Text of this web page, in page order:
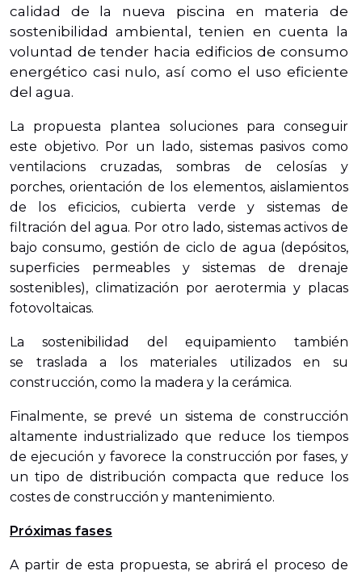
calidad de la nueva piscina en materia de
sostenibilidad ambiental, tenien en cuenta la
voluntad de tender hacia edificios de consumo
energético casi nulo, así como el uso eficiente
del agua.
La propuesta plantea soluciones para conseguir
este objetivo. Por un lado, sistemas pasivos como
ventilacions cruzadas, sombras de celosías y
porches, orientación de los elementos, aislamientos
de los eficicios, cubierta verde y sistemas de
filtración del agua. Por otro lado, sistemas activos de
bajo consumo, gestión de ciclo de agua (depósitos,
superficies permeables y sistemas de drenaje
sostenibles), climatización por aerotermia y placas
fotovoltaicas.
La sostenibilidad del equipamiento también
se traslada a los materiales utilizados en su
construcción, como la madera y la cerámica.
Finalmente, se prevé un sistema de construcción
altamente industrializado que reduce los tiempos
de ejecución y favorece la construcción por fases, y
un tipo de distribución compacta que reduce los
costes de construcción y mantenimiento.
Próximas fases
A partir de esta propuesta, se abrirá el proceso de